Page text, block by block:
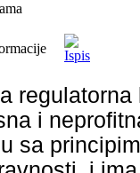
i
sa